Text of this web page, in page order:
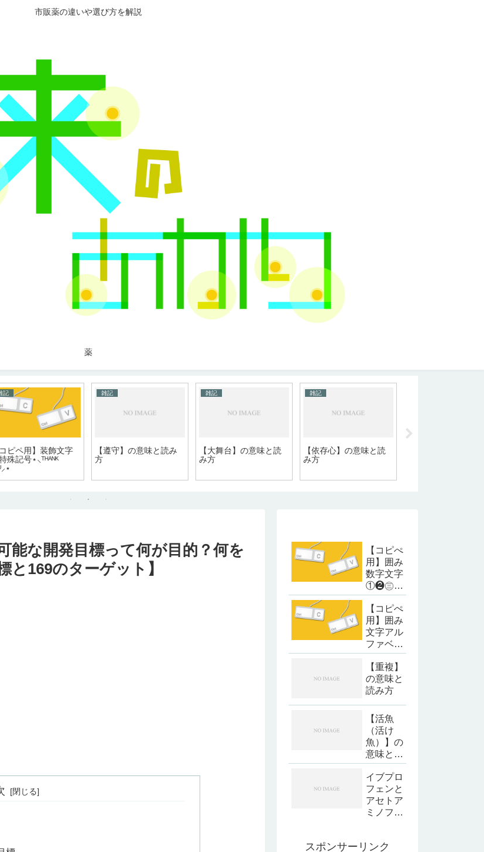
市販薬の違いや選び方を解説
薬
記
コピペ用】装飾文字
殊記号⋆⸜ᵀᴴᴬᴺᴷ
雑記
【遵守】の意味と読み
方
雑記
【大舞台】の意味と読
み方
雑記
【依存心】の意味と読
み方
能な開発目標って何が目的？何を
169のターゲット】
【コピぺ
用】囲み
数字文字
①❷㊂㈣
❺
【コピぺ
用】囲み
文字アル
ファベッ
ト・カタ
カナ
【重複】
の意味と
読み方
【活魚
（活け
魚）】の
意味と読
み方
イブプロ
フェンと
アセトア
ミノフェ
分や特徴
スポンサーリンク